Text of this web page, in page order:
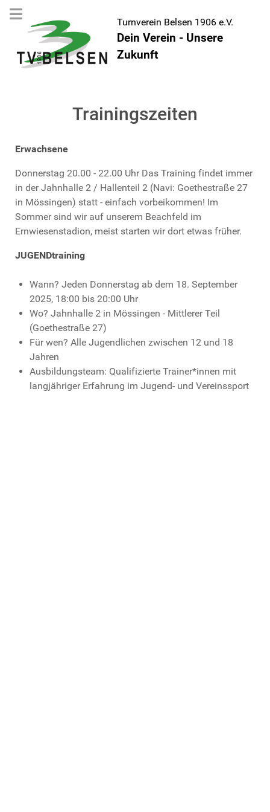
Turnverein Belsen 1906 e.V.
Dein Verein - Unsere
Zukunft
Trainingszeiten
Erwachsene
Donnerstag 20.00 - 22.00 Uhr Das Training findet immer
in der Jahnhalle 2 / Hallenteil 2 (Navi: Goethestraße 27
in Mössingen) statt - einfach vorbeikommen! Im
Sommer sind wir auf unserem Beachfeld im
Ernwiesenstadion, meist starten wir dort etwas früher.
JUGENDtraining
Wann? Jeden Donnerstag ab dem 18. September
2025, 18:00 bis 20:00 Uhr
Wo? Jahnhalle 2 in Mössingen - Mittlerer Teil
(Goethestraße 27)
Für wen? Alle Jugendlichen zwischen 12 und 18
Jahren
Ausbildungsteam: Qualifizierte Trainer*innen mit
langjähriger Erfahrung im Jugend- und Vereinssport